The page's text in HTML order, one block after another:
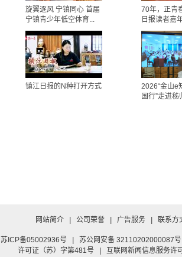
旋翼逐风 宁镇同心 首届
宁镇青少年低空体育...
70年，正
日报读者嘉
镇江日报的N种打开方式
2026“金山e
国行”走进秭
网站简介 | 公司荣誉 | 广告服务 | 联系方
苏ICP备05002936号 | 苏公网安备 32110202000087号
许可证（苏）字第481号
| 互联网新闻信息服务许